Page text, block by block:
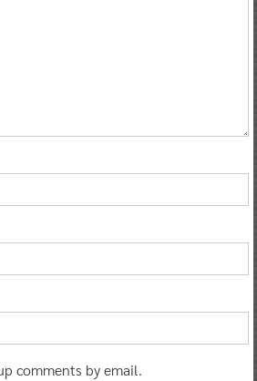
comments by email.